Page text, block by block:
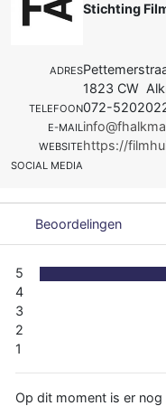
Stichting
ADRES
1823 CW
TELEFOON072-
E-MAIL
WEBSITEhttps://
SOCIAL MEDIA
Beoordelingen
5
4
3
2
1
Op dit moment is er nog